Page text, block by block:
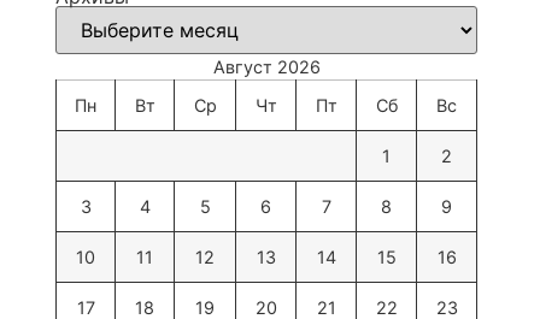
Август 2026
Пн
Вт Ср Чт Пт Сб Вс
1 2
3 4 5 6 7 8 9
10 11 12 13 14 15 16
17 18 19 20 21 22 23